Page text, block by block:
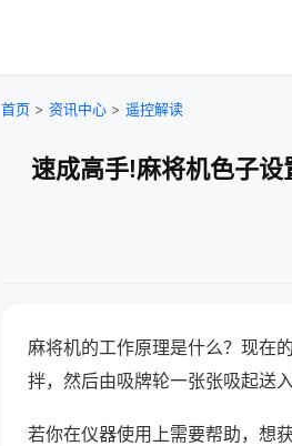
首页 > 资讯中心 > 遥控解读
速成高手!麻将机色子
麻将机的工作原理是什么？现在
拌，然后由吸牌轮一张张吸起送
若你在仪器使用上需要帮助，想